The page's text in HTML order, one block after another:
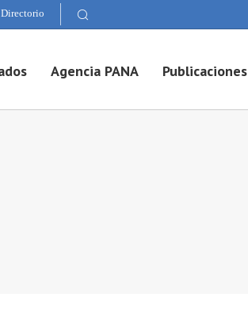
Directorio
Agencia PANA Publicaciones